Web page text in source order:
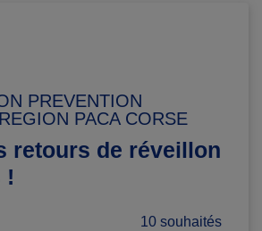
PREVENTION
PACA CORSE
retours de réveillon
!
10 souhaités